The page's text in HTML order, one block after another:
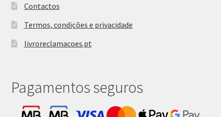
Contactos
Termos, condições e privacidade
livroreclamacoes.pt
Pagamentos seguros